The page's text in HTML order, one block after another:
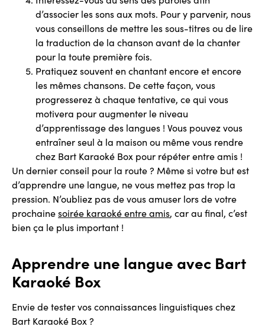
d’associer les sons aux mots. Pour y parvenir, nous
vous conseillons de mettre les sous-titres ou de lire
la traduction de la chanson avant de la chanter
pour la toute première fois.
Pratiquez souvent en chantant encore et encore
les mêmes chansons. De cette façon, vous
progresserez à chaque tentative, ce qui vous
motivera pour augmenter le niveau
d’apprentissage des langues ! Vous pouvez vous
entraîner seul à la maison ou même vous rendre
chez Bart Karaoké Box pour répéter entre amis !
Un dernier conseil pour la route ? Même si votre but est
d’apprendre une langue, ne vous mettez pas trop la
pression. N’oubliez pas de vous amuser lors de votre
prochainesoirée karaoké entre amis, car au final, c’est
bien ça le plus important !
Apprendre une langue avec Bart
Karaoké Box
Envie de tester vos connaissances linguistiques chez
Bart Karaoké Box ?